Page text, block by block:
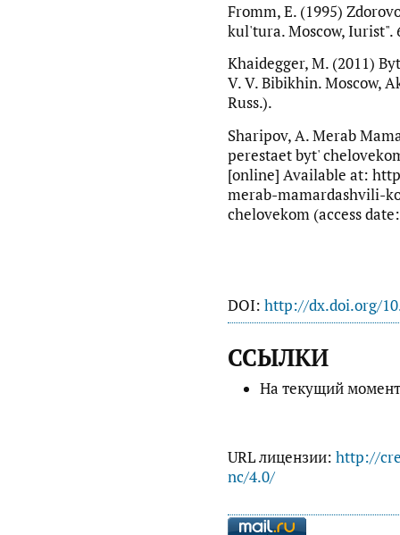
Fromm, E. (1995)
kul'tura. Moscow, Iurist".
Khaidegger, M. (2011)
V. V. Bibikhin. Moscow,
Russ.).
Sharipov, A. Merab
perestaet byt'
[online] Available at:
merab-mamardashvili-
chelovekom (access
DOI: http://dx.doi.org/
ССЫЛКИ
На текущий
URL лицензии: http://
nc/4.0/